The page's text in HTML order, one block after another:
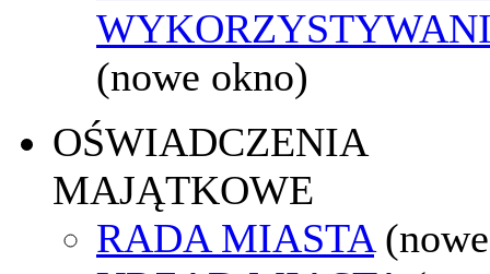
(nowe okno)
OŚWIADCZENIA
MAJĄTKOWE
RADA MIASTA